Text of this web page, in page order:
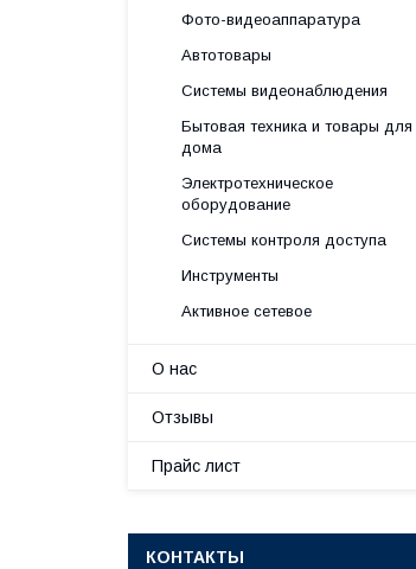
Фото-видеоаппаратура
Автотовары
Системы видеонаблюдения
Бытовая техника и товары для
дома
Электротехническое
оборудование
Системы контроля доступа
Инструменты
Активное сетевое
О нас
Отзывы
Прайс лист
КОНТАКТЫ